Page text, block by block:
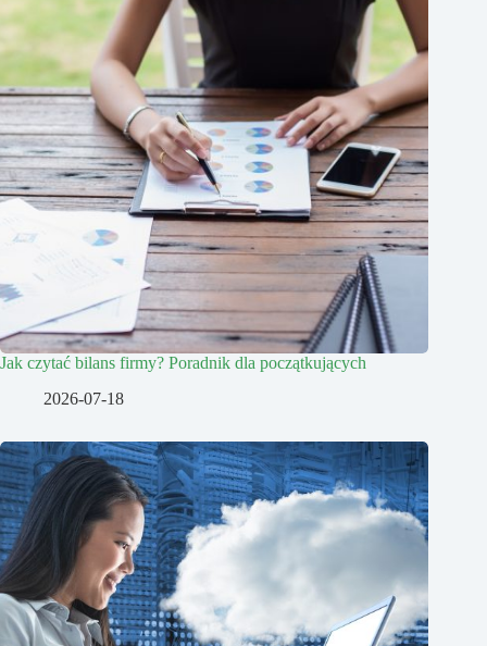
Jak czytać bilans firmy? Poradnik dla początkujących
2026-07-18